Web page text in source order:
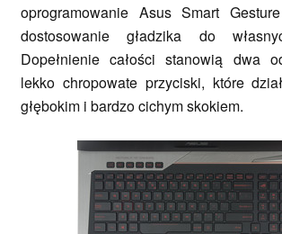
oprogramowanie Asus Smart
dostosowanie gładzika do
Dopełnienie całości stanowią dwa
lekko chropowate przyciski, które
głębokim i bardzo cichym skokiem.